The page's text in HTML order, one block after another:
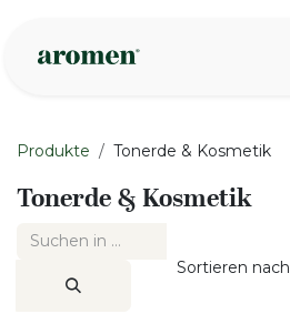
Produkte Tonerde & Kosmetik
Tonerde & Kosmetik
Sortieren nach